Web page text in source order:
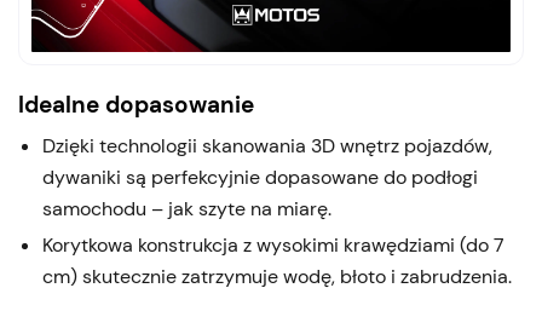
Idealne dopasowanie
Dzięki technologii skanowania 3D wnętrz pojazdów,
dywaniki są perfekcyjnie dopasowane do podłogi
samochodu – jak szyte na miarę.
Korytkowa konstrukcja z wysokimi krawędziami (do 7
cm) skutecznie zatrzymuje wodę, błoto i zabrudzenia.